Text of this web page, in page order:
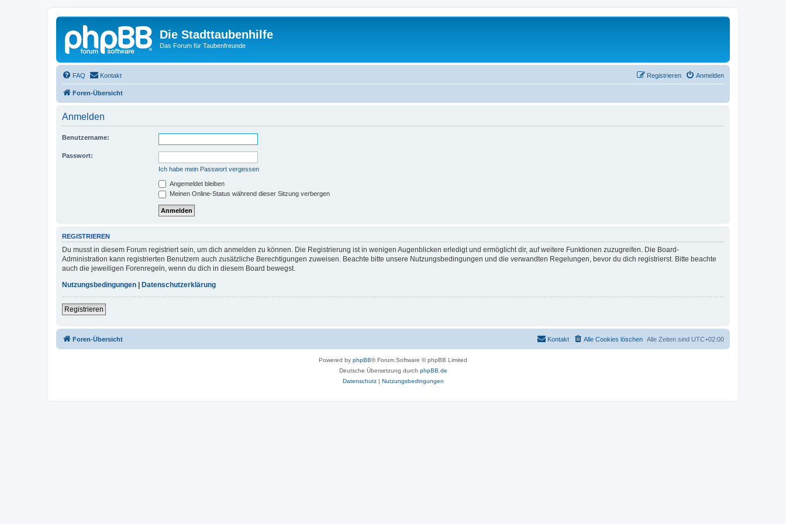
Die Stadttaubenhilfe
Das Forum für Taubenfreunde
FAQ Kontakt Anmelden
Registrieren
Foren-Übersicht
Anmelden
Benutzername:
Passwort:
Ich habe mein Passwort vergessen
Angemeldet bleiben
Meinen Online-Status während dieser Sitzung verbergen
REGISTRIEREN
Du musst in diesem Forum registriert sein, um dich anmelden zu können. Die Registrierung ist in wenigen Augenblicken erledigt und ermöglicht dir, auf weitere Funktionen zuzugreifen. Die Board-
Administration kann registrierten Benutzern auch zusätzliche Berechtigungen zuweisen. Beachte bitte unsere Nutzungsbedingungen und die verwandten Regelungen, bevor du dich registrierst. Bitte beachte
auch die jeweiligen Forenregeln, wenn du dich in diesem Board bewegst.
Nutzungsbedingungen
Datenschutzerklärung
Registrieren
Foren-Übersicht Alle Zeiten sind UTC+02:00
Alle Cookies löschen
Kontakt
Powered by phpBB® Forum Software © phpBB Limited
Deutsche Übersetzung durch phpBB.de
Datenschutz| Nutzungsbedingungen